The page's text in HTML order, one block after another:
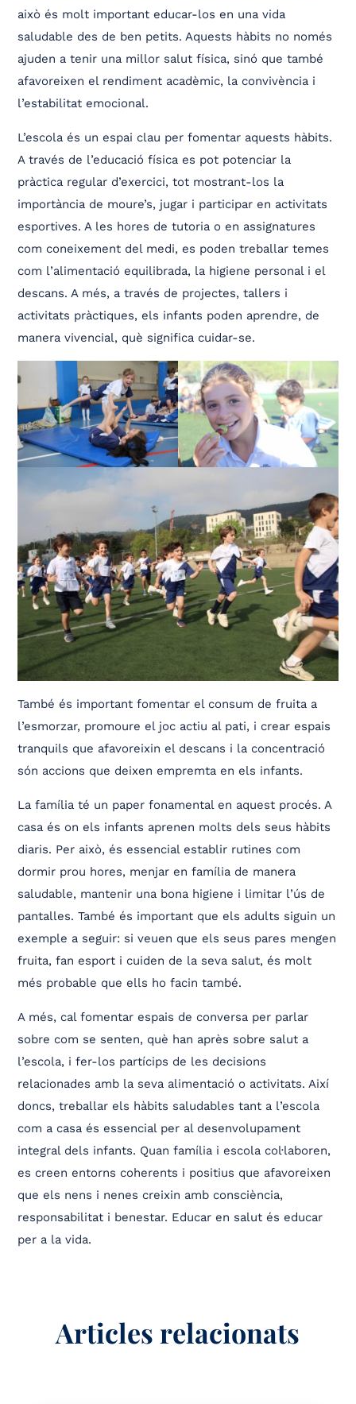
això és molt important educar-los en una vida
saludable des de ben petits. Aquests hàbits no només
ajuden a tenir una millor salut física, sinó que també
afavoreixen el rendiment acadèmic, la convivència i
l’estabilitat emocional.
L’escola és un espai clau per fomentar aquests hàbits.
A través de l’educació física es pot potenciar la
pràctica regular d’exercici, tot mostrant-los la
importància de moure’s, jugar i participar en activitats
esportives. A les hores de tutoria o en assignatures
com coneixement del medi, es poden treballar temes
com l’alimentació equilibrada, la higiene personal i el
descans. A més, a través de projectes, tallers i
activitats pràctiques, els infants poden aprendre, de
manera vivencial, què significa cuidar-se.
També és important fomentar el consum de fruita a
l’esmorzar, promoure el joc actiu al pati, i crear espais
tranquils que afavoreixin el descans i la concentració
són accions que deixen empremta en els infants.
La família té un paper fonamental en aquest procés. A
casa és on els infants aprenen molts dels seus hàbits
diaris. Per això, és essencial establir rutines com
dormir prou hores, menjar en família de manera
saludable, mantenir una bona higiene i limitar l’ús de
pantalles. També és important que els adults siguin un
exemple a seguir: si veuen que els seus pares mengen
fruita, fan esport i cuiden de la seva salut, és molt
més probable que ells ho facin també.
A més, cal fomentar espais de conversa per parlar
sobre com se senten, què han après sobre salut a
l’escola, i fer-los partícips de les decisions
relacionades amb la seva alimentació o activitats. Així
doncs, treballar els hàbits saludables tant a l’escola
com a casa és essencial per al desenvolupament
integral dels infants. Quan família i escola col·laboren,
es creen entorns coherents i positius que afavoreixen
que els nens i nenes creixin amb consciència,
responsabilitat i benestar. Educar en salut és educar
per a la vida.
Articles relacionats